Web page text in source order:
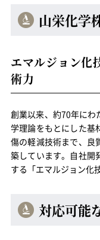
山栄化学
エマルジョン化
術力
創業以来、約70年にわ
学理論をもとにした基
傷の軽減技術まで、良
築しています。自社開
する「エマルジョン化
対応可能